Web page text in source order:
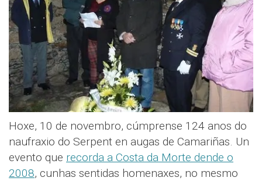
Hoxe, 10 de novembro, cúmprense 124 anos do
naufraxio do Serpent en augas de Camariñas. Un
evento que recorda a Costa da Morte dende o
2008, cunhas sentidas homenaxes, no mesmo